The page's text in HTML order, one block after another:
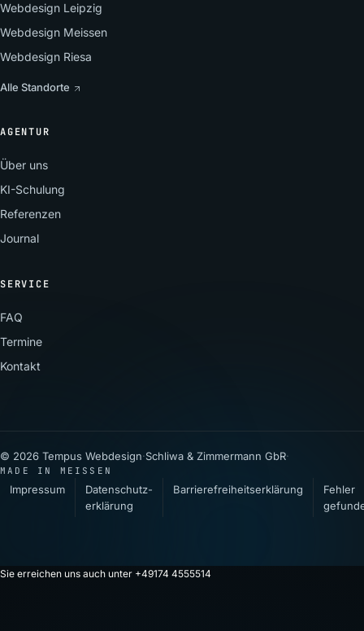
Webdesign Leipzig
Webdesign Meissen
Webdesign Riesa
Alle Standorte
AGENTUR
Über uns
KI-Schulung
Referenzen
Journal
SERVICE
FAQ
Termine
Kontakt
© 2026 Tempus Webdesign·Schliwa & Zimmermann GbR·
MADE IN MEISSEN
Impressum
Datenschutz­
erklärung
Barrierefreiheitserklärung
Fehler
Sie erreichen uns auch unter +49174 4555514